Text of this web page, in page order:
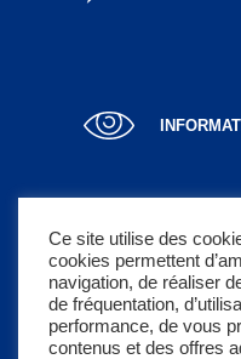
LUCRATIF
Ce site utilise des
cookies permettent
navigation, de réaliser
de fréquentation,
performance, de vous
contenus et des offres